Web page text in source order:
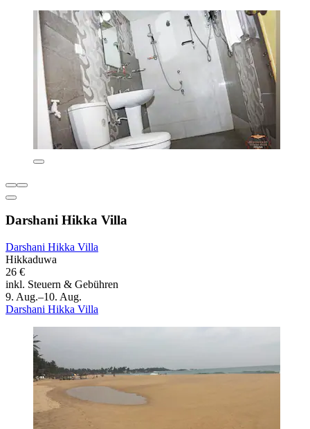
Darshani Hikka Villa
Darshani Hikka Villa
Hikkaduwa
26 €
inkl. Steuern & Gebühren
9. Aug.–10. Aug.
Darshani Hikka Villa